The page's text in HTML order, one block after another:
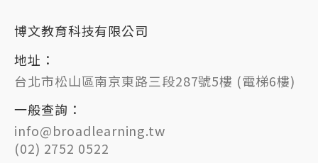
博文教育科技有限公司
地址：
台北市松山區南京東路三段287號5樓 (電梯6樓)
一般查詢：
info@broadlearning.tw
(02) 2752 0522